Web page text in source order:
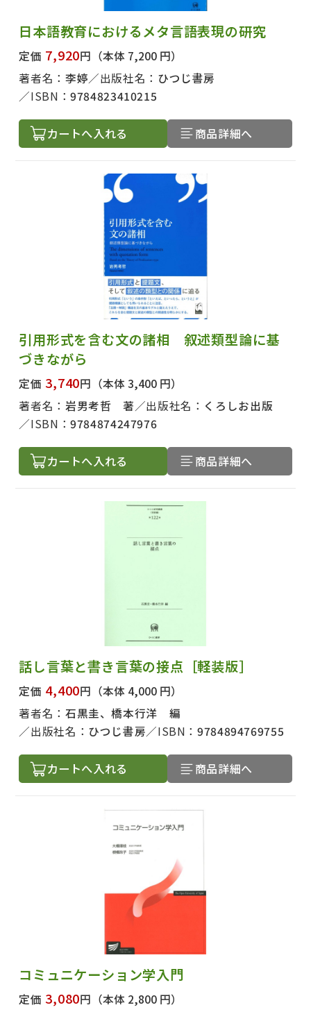
日本語教育におけるメタ言語表現の研究
定価 7,920円 （本体 7,200 円）
著者名： 李婷 出版社名： ひつじ書房
ISBN：9784823410215
カートへ入れる 商品詳細へ
引用形式を含む文の諸相 叙述類型論に基
づきながら
定価 3,740円 （本体 3,400 円）
著者名： 岩男考哲 著 出版社名： くろしお出版
ISBN：9784874247976
カートへ入れる 商品詳細へ
話し言葉と書き言葉の接点［軽装版］
定価 4,400円 （本体 4,000 円）
著者名： 石黒圭、橋本行洋 編
出版社名： ひつじ書房 ISBN：9784894769755
カートへ入れる 商品詳細へ
コミュニケーション学入門
定価 3,080円 （本体 2,800 円）